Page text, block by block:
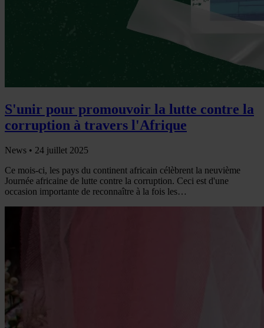
S'unir pour promouvoir la lutte contre la
corruption à travers l'Afrique
News • 24 juillet 2025
Ce mois-ci, les pays du continent africain célèbrent la neuvième
Journée africaine de lutte contre la corruption. Ceci est d'une
occasion importante de reconnaître à la fois les…